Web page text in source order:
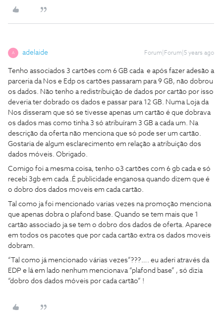
A adelaide Forum|Forum|5 years ago
Tenho associados 3 cartões com 6 GB cada e após fazer adesão a
parceria da Nos e Edp os cartões passaram para 9 GB, não dobrou
os dados. Não tenho a redistribuição de dados por cartão por isso
deveria ter dobrado os dados e passar para 12 GB. Numa Loja da
Nos disseram que só se tivesse apenas um cartão é que dobrava
os dados mas como tinha 3 só atribuíram 3 GB a cada um. Na
descrição da oferta não menciona que só pode ser um cartão.
Gostaria de algum esclarecimento em relação a atribuição dos
dados móveis. Obrigado.
Comigo foi a mesma coisa, tenho o3 cartões com 6 gb cada e só
recebi 3gb em cada .É publicidade enganosa quando dizem que é
o dobro dos dados moveis em cada cartão.
Tal como ja foi mencionado varias vezes na promoção menciona
que apenas dobra o plafond base. Quando se tem mais que 1
cartão associado ja se tem o dobro dos dados de oferta. Aparece
em todos os pacotes que por cada cartão extra os dados moveis
dobram.
“Tal como já mencionado várias vezes”???…. eu aderi através da
EDP e lá em lado nenhum mencionava “plafond base” , só dizia
“dobro dos dados móveis por cada cartão” !